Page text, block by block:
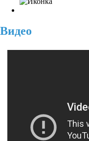
Видео